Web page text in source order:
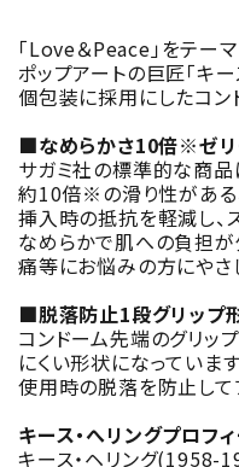
「Love＆Peace」をテー
ポップアートの巨匠「キ
個包装に採用にしたコン
■なめらかさ10倍※ゼリ
サガミ社の標準的な商
約10倍※の滑り性がある
挿入時の抵抗を軽減し、
なめらかで肌への負担
痛等にお悩みの方にや
■脱落防止1段グリップ
コンドーム先端のグリッ
にくい形状になっています
使用時の脱落を防止して
キース・へリングプロフ
キース・ヘリング(1958-